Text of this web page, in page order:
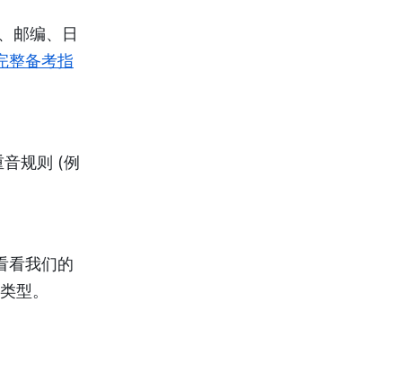
邮编、日
整备考指
规则 (例
看我们的
型。